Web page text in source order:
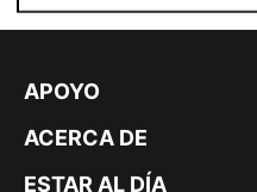
APOYO
ACERCA DE
ESTAR AL DÍA